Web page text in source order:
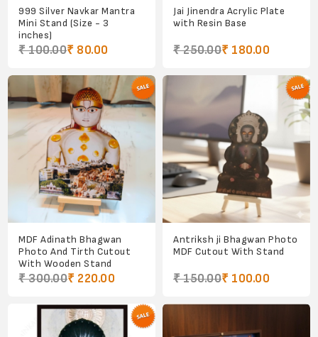
999 Silver Navkar Mantra
Mini Stand (Size - 3
inches)
₹ 100.00₹ 80.00
Jai Jinendra Acrylic Plate
with Resin Base
₹ 250.00₹ 180.00
MDF Adinath Bhagwan
Photo And Tirth Cutout
With Wooden Stand
₹ 300.00₹ 220.00
Antriksh ji Bhagwan Photo
MDF Cutout With Stand
₹ 150.00₹ 100.00